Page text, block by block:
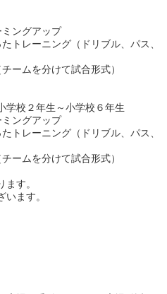
ングアップ
トレーニング（ドリブル、パス、
ームを分けて試合形式）
学校２年生～小学校６年生
ングアップ
トレーニング（ドリブル、パス、
ームを分けて試合形式）
す。
ます。